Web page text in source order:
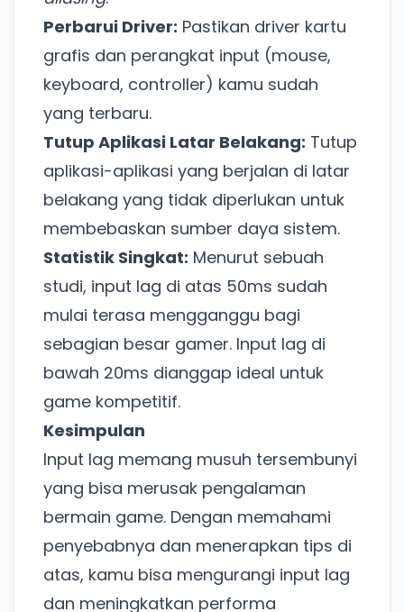
Perbarui Driver: Pastikan driver kartu
grafis dan perangkat input (mouse,
keyboard, controller) kamu sudah
yang terbaru.
Tutup Aplikasi Latar Belakang: Tutup
aplikasi-aplikasi yang berjalan di latar
belakang yang tidak diperlukan untuk
membebaskan sumber daya sistem.
Statistik Singkat: Menurut sebuah
studi, input lag di atas 50ms sudah
mulai terasa mengganggu bagi
sebagian besar gamer. Input lag di
bawah 20ms dianggap ideal untuk
game kompetitif.
Kesimpulan
Input lag memang musuh tersembunyi
yang bisa merusak pengalaman
bermain game. Dengan memahami
penyebabnya dan menerapkan tips di
atas, kamu bisa mengurangi input lag
dan meningkatkan performa
Ada Website Baru!
Khusus untuk kamu yang mau coba
Punya website SMM baru nih! Coba BulkFame
untuk pengalaman lebih baik.
Tanpa daftar ulang, gratis dicoba. Kamu tetap bisa
pakai Zona Sosmed kapan saja.
Coba BulkFame
Lain kali saja